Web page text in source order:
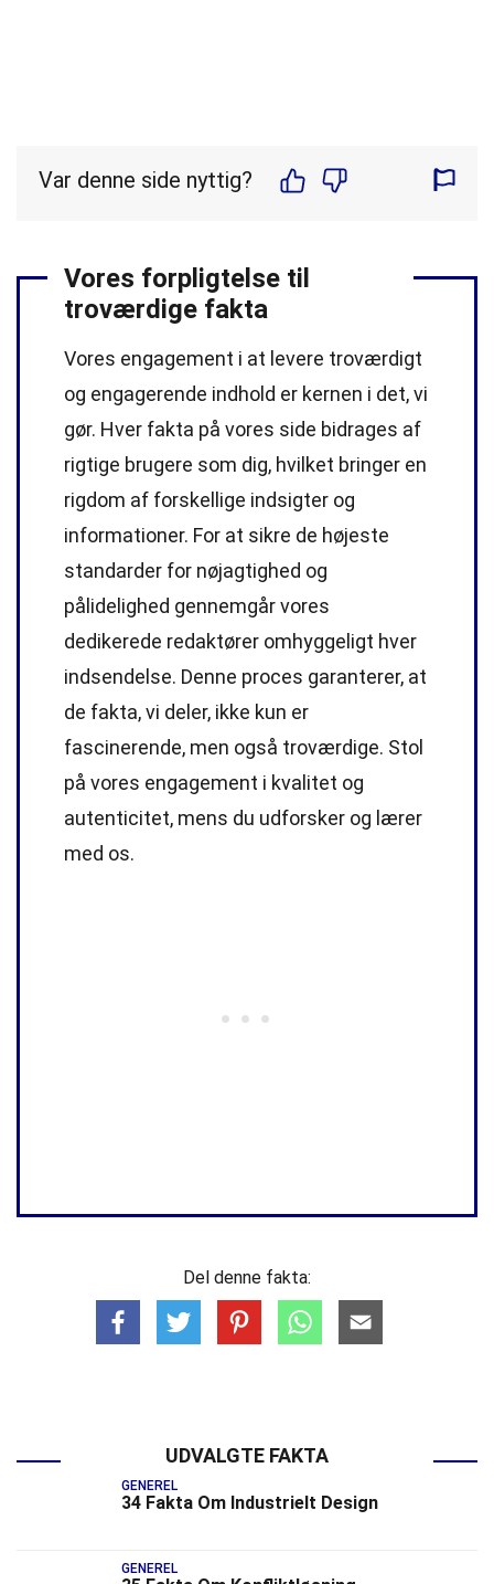
Var denne side nyttig?
Vores forpligtelse til
troværdige fakta
Vores engagement i at levere troværdigt
og engagerende indhold er kernen i det, vi
gør. Hver fakta på vores side bidrages af
rigtige brugere som dig, hvilket bringer en
rigdom af forskellige indsigter og
informationer. For at sikre de højeste
standarder for nøjagtighed og
pålidelighed gennemgår vores
dedikerede redaktører omhyggeligt hver
indsendelse. Denne proces garanterer, at
de fakta, vi deler, ikke kun er
fascinerende, men også troværdige. Stol
på vores engagement i kvalitet og
autenticitet, mens du udforsker og lærer
med os.
Del denne fakta:
UDVALGTE FAKTA
GENEREL
34 Fakta Om Industrielt Design
GENEREL